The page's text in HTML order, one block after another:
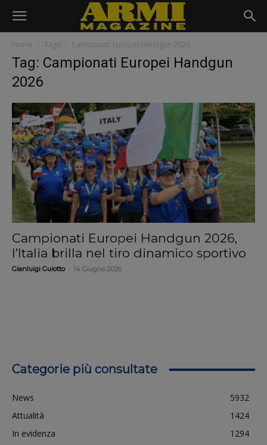
Home Tags Campionati Europei Handgun 2026
Tag: Campionati Europei Handgun
2026
Campionati Europei Handgun 2026,
l’Italia brilla nel tiro dinamico sportivo
Gianluigi Guiotto 14 Giugno 2026
Categorie più consultate
News
5932
Attualità
1424
In evidenza
1294